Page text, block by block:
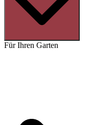
Für Ihren Garten